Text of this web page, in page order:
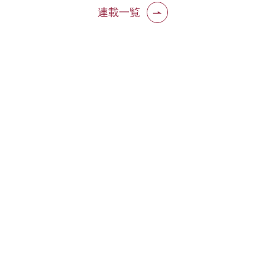
連載一覧